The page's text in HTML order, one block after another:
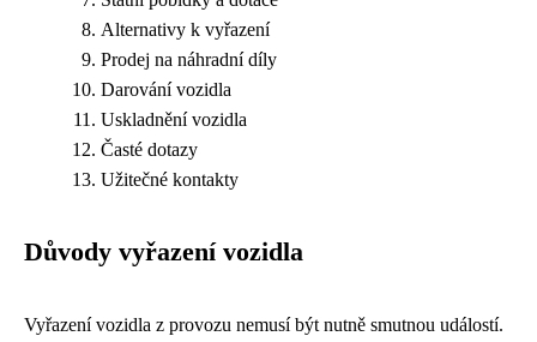
Alternativy k vyřazení
Prodej na náhradní díly
Darování vozidla
Uskladnění vozidla
Časté dotazy
Užitečné kontakty
Důvody vyřazení vozidla
Vyřazení vozidla z provozu nemusí být nutně smutnou událostí.